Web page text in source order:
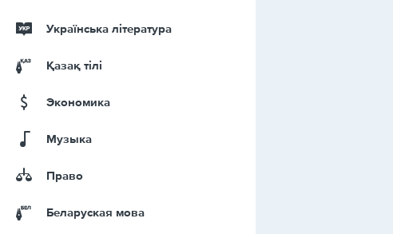
Українська література
Қазақ тiлi
Экономика
Музыка
Право
Беларуская мова